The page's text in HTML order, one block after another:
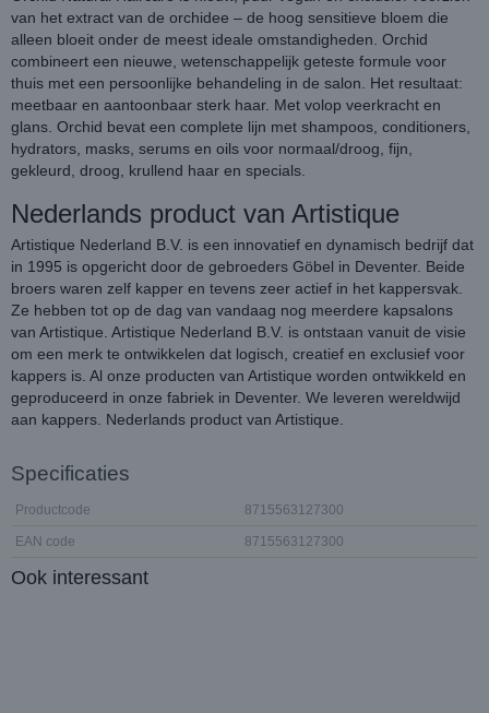
van het extract van de orchidee – de hoog sensitieve bloem die
alleen bloeit onder de meest ideale omstandigheden. Orchid
combineert een nieuwe, wetenschappelijk geteste formule voor
thuis met een persoonlijke behandeling in de salon. Het resultaat:
meetbaar en aantoonbaar sterk haar. Met volop veerkracht en
glans. Orchid bevat een complete lijn met shampoos, conditioners,
hydrators, masks, serums en oils voor normaal/droog, fijn,
gekleurd, droog, krullend haar en specials.
Nederlands product van Artistique
Artistique Nederland B.V. is een innovatief en dynamisch bedrijf dat
in 1995 is opgericht door de gebroeders Göbel in Deventer. Beide
broers waren zelf kapper en tevens zeer actief in het kappersvak.
Ze hebben tot op de dag van vandaag nog meerdere kapsalons
van Artistique. Artistique Nederland B.V. is ontstaan vanuit de visie
om een merk te ontwikkelen dat logisch, creatief en exclusief voor
kappers is. Al onze producten van Artistique worden ontwikkeld en
geproduceerd in onze fabriek in Deventer. We leveren wereldwijd
aan kappers. Nederlands product van Artistique.
Specificaties
Productcode 8715563127300
EAN code 8715563127300
Ook interessant